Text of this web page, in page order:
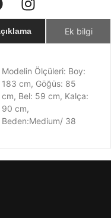
Ek bilgi
Modelin Ölçüleri: Boy:
183 cm, Göğüs: 85
cm, Bel: 59 cm, Kalça:
90 cm,
Beden:Medium/ 38